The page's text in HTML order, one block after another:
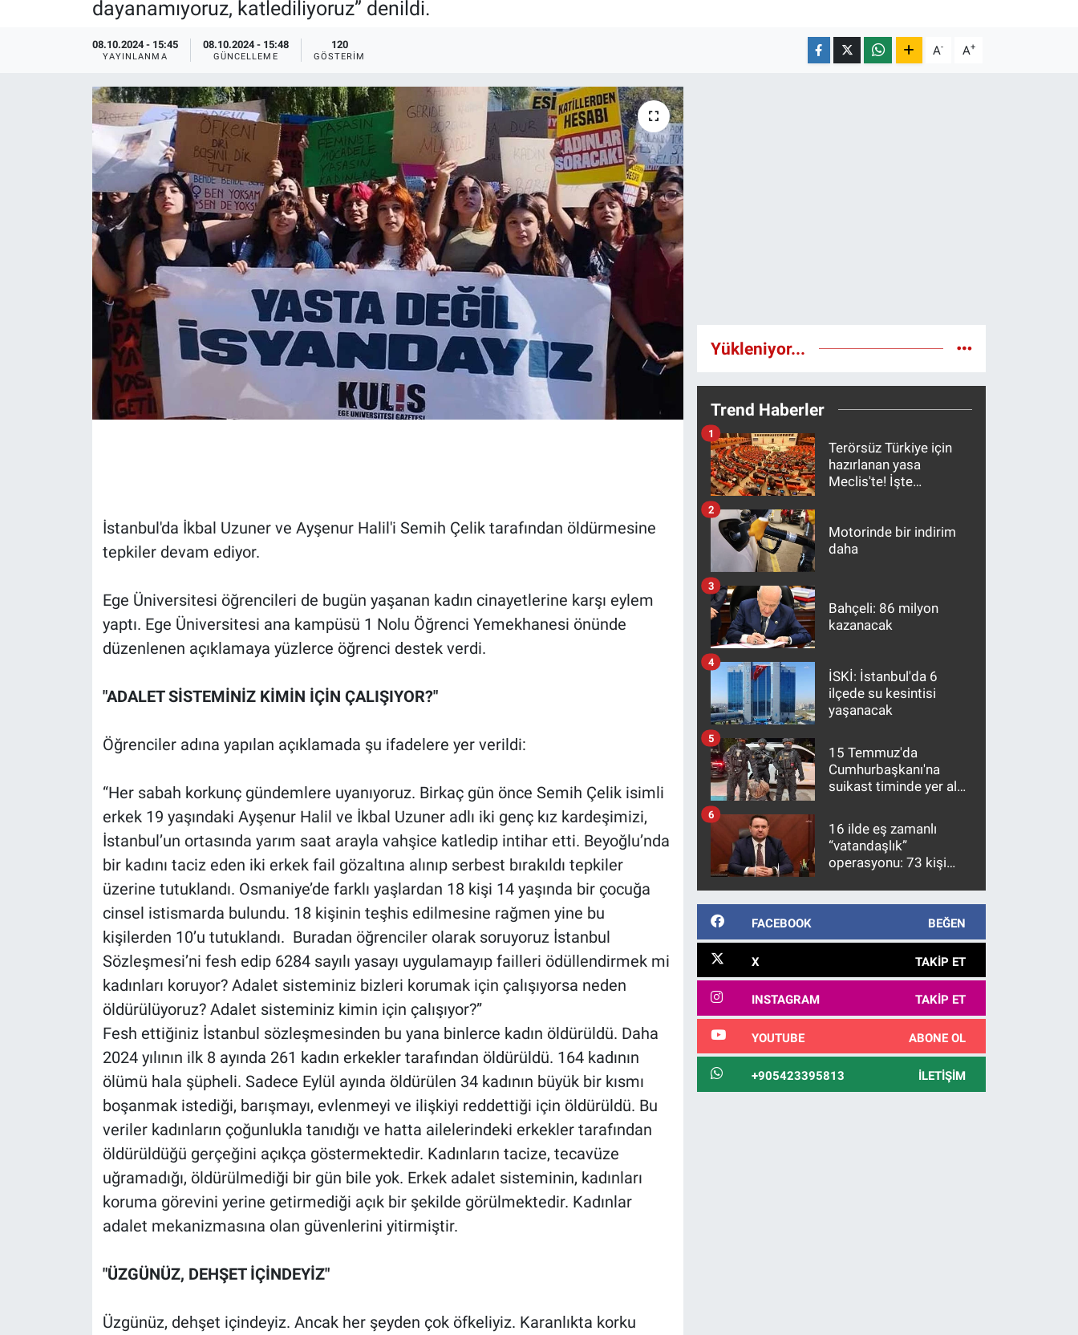
dayanamıyoruz, katlediliyoruz” denildi.
08.10.2024 - 15:45
YAYINLANMA
08.10.2024 - 15:48
GÜNCELLEME
120
GÖSTERIM A- A+
İstanbul'da İkbal Uzuner ve Ayşenur Halil'i Semih Çelik tarafından öldürmesine
tepkiler devam ediyor.
Ege Üniversitesi öğrencileri de bugün yaşanan kadın cinayetlerine karşı eylem
yaptı. Ege Üniversitesi ana kampüsü 1 Nolu Öğrenci Yemekhanesi önünde
düzenlenen açıklamaya yüzlerce öğrenci destek verdi.
"ADALET SİSTEMİNİZ KİMİN İÇİN ÇALIŞIYOR?"
Öğrenciler adına yapılan açıklamada şu ifadelere yer verildi:
“Her sabah korkunç gündemlere uyanıyoruz. Birkaç gün önce Semih Çelik isimli
erkek 19 yaşındaki Ayşenur Halil ve İkbal Uzuner adlı iki genç kız kardeşimizi,
İstanbul’un ortasında yarım saat arayla vahşice katledip intihar etti. Beyoğlu’nda
bir kadını taciz eden iki erkek fail gözaltına alınıp serbest bırakıldı tepkiler
üzerine tutuklandı. Osmaniye’de farklı yaşlardan 18 kişi 14 yaşında bir çocuğa
cinsel istismarda bulundu. 18 kişinin teşhis edilmesine rağmen yine bu
kişilerden 10’u tutuklandı. Buradan öğrenciler olarak soruyoruz İstanbul
Sözleşmesi’ni fesh edip 6284 sayılı yasayı uygulamayıp failleri ödüllendirmek mi
kadınları koruyor? Adalet sisteminiz bizleri korumak için çalışıyorsa neden
öldürülüyoruz? Adalet sisteminiz kimin için çalışıyor?”
Fesh ettiğiniz İstanbul sözleşmesinden bu yana binlerce kadın öldürüldü. Daha
2024 yılının ilk 8 ayında 261 kadın erkekler tarafından öldürüldü. 164 kadının
ölümü hala şüpheli. Sadece Eylül ayında öldürülen 34 kadının büyük bir kısmı
boşanmak istediği, barışmayı, evlenmeyi ve ilişkiyi reddettiği için öldürüldü. Bu
veriler kadınların çoğunlukla tanıdığı ve hatta ailelerindeki erkekler tarafından
öldürüldüğü gerçeğini açıkça göstermektedir. Kadınların tacize, tecavüze
uğramadığı, öldürülmediği bir gün bile yok. Erkek adalet sisteminin, kadınları
koruma görevini yerine getirmediği açık bir şekilde görülmektedir. Kadınlar
adalet mekanizmasına olan güvenlerini yitirmiştir.
"ÜZGÜNÜZ, DEHŞET İÇİNDEYİZ"
Üzgünüz, dehşet içindeyiz. Ancak her şeyden çok öfkeliyiz. Karanlıkta korku
Yükleniyor...
Trend Haberler
Terörsüz Türkiye için
hazırlanan yasa
Meclis'te! İşte
1
Motorinde bir indirim
daha
2
Bahçeli: 86 milyon
kazanacak
3
İSKİ: İstanbul'da 6
ilçede su kesintisi
yaşanacak
4
15 Temmuz'da
Cumhurbaşkanı'na
suikast timinde yer alan
10 yıl sonra yakalandı
5
16 ilde eş zamanlı
“vatandaşlık”
operasyonu: 73 kişi
6
FACEBOOK BEĞEN
X TAKIP ET
INSTAGRAM TAKIP ET
YOUTUBE ABONE OL
+905423395813 İLETIŞIM
Ekonomi
Gerçeğin İzinde
Gün Başlıyor
Gün Bitiyor
Gün Ortası
Gündem Özel
Koronavirüs
Kültür Sanat
Teknoloji
Türkiye'nin Geleceği
Türkiye'nin Gündemi
Yerel Gündem
Yerel Yaşam
Canlı Yayın